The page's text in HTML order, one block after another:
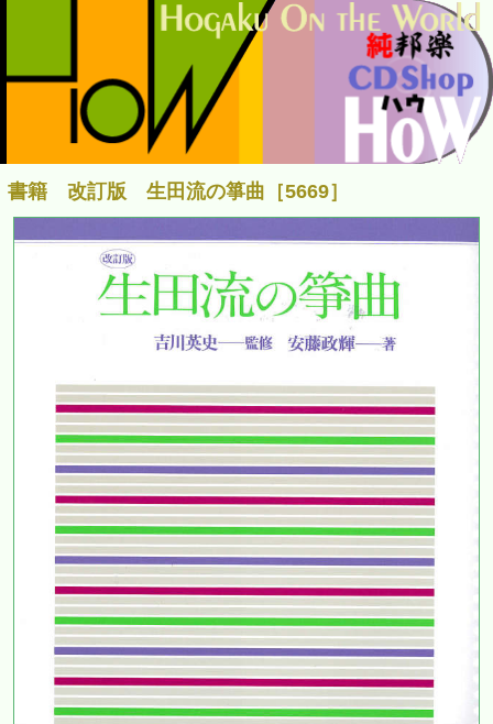
書籍 改訂版 生田流の箏曲［5669］